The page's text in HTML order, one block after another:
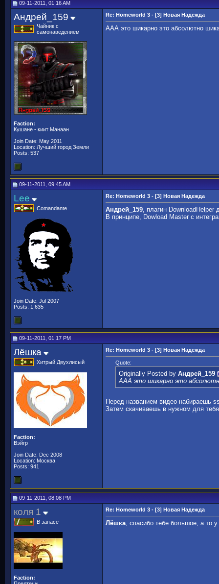
09-11-2011, 01:16 AM
Андрей_159
Чайник с
самонаведением
Faction:
Кушане - киит Манаан
Join Date: May 2011
Location: Лучший город Земли
Posts: 537
Re: Homeworld 3 - [3] Новая Надежда
ААА это шикарно это абсолютно
09-11-2011, 09:45 AM
Lee
Comandante
Join Date: Jul 2007
Posts: 1,635
Re: Homeworld 3 - [3] Новая Надежда
Андрей_159, плагин
В принципе, Dowload Master с
09-11-2011, 01:17 PM
Лёшка
Хитрый Двухлисый
Faction:
Вэйгр
Join Date: Dec 2008
Location: Москва
Posts: 941
Re: Homeworld 3 - [3] Новая Надежда
Quote:
Originally Posted by Андрей_159
ААА это шикарно это
Перед названием видео набираешь
Затем скачиваешь в нужном для
09-11-2011, 08:08 PM
коля 1
В запасе
Faction:
Re: Homeworld 3 - [3] Новая Надежда
Лёшка, спасибо тебе большое, а то